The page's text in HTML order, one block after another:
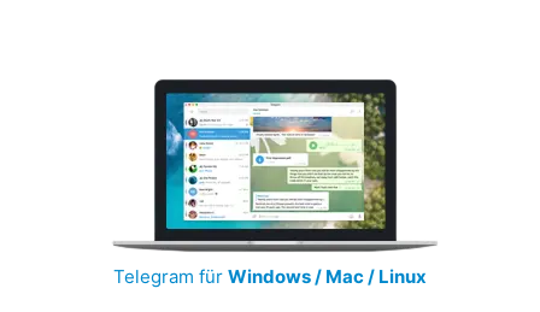
Telegram für Windows / Mac / Linux